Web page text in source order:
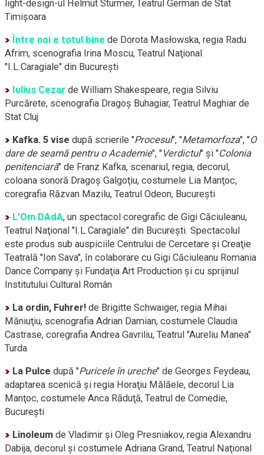
light-design-ul Helmut Stürmer, Teatrul German de Stat
Timişoara
Între noi e totul bine de Dorota Masłowska, regia Radu
Afrim, scenografia Irina Moscu, Teatrul Naţional
"I.L.Caragiale" din Bucureşti
Iulius Cezar de William Shakespeare, regia Silviu
Purcărete, scenografia Dragoş Buhagiar, Teatrul Maghiar de
Stat Cluj
Kafka. 5 vise după scrierile "Procesul", "Metamorfoza", "O
dare de seamă pentru o Academie", "Verdictul" şi "Colonia
penitenciară" de Franz Kafka, scenariul, regia, decorul,
coloana sonoră Dragoş Galgoţiu, costumele Lia Manţoc,
coregrafia Răzvan Mazilu, Teatrul Odeon, Bucureşti
L'Om DAdA, un spectacol coregrafic de Gigi Căciuleanu,
Teatrul Naţional "I.L.Caragiale" din Bucureşti. Spectacolul
este produs sub auspiciile Centrului de Cercetare şi Creaţie
Teatrală "Ion Sava", în colaborare cu Gigi Căciuleanu Romania
Dance Company şi Fundaţia Art Production şi cu sprijinul
Institutului Cultural Român
La ordin, Fuhrer! de Brigitte Schwaiger, regia Mihai
Măniuţiu, scenografia Adrian Damian, costumele Claudia
Castrase, coregrafia Andrea Gavriliu, Teatrul "Aureliu Manea"
Turda
La Pulce după "Puricele în ureche" de Georges Feydeau,
adaptarea scenică şi regia Horaţiu Mălăele, decorul Lia
Manţoc, costumele Anca Răduţă, Teatrul de Comedie,
Bucureşti
Linoleum de Vladimir şi Oleg Presniakov, regia Alexandru
Dabija, decorul şi costumele Adriana Grand, Teatrul Naţional